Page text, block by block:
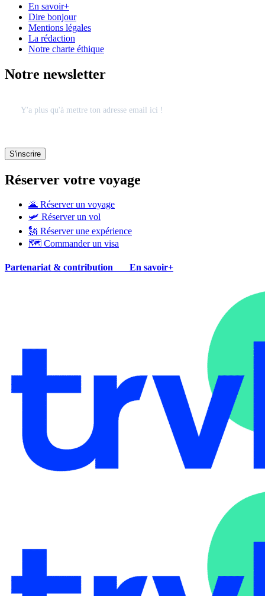
En savoir+
Dire bonjour
Mentions légales
La rédaction
Notre charte éthique
Notre newsletter
Réserver votre voyage
🌋 Réserver un voyage
🛩 Réserver un vol
🗽 Réserver une expérience
🗺 Commander un visa
Partenariat & contribution En savoir+